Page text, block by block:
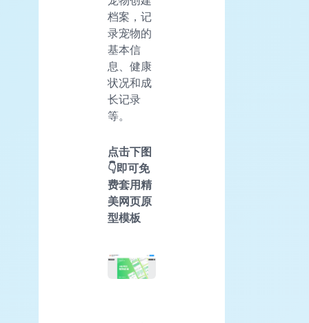
档案，记
录宠物的
基本信
息、健康
状况和成
长记录
等。
点击下图
👇即可免
费套用精
美网页原
型模板